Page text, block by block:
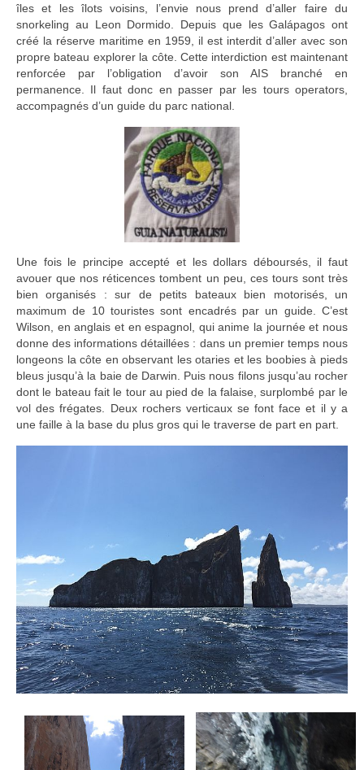
îles et les îlots voisins, l’envie nous prend d’aller faire du
snorkeling au Leon Dormido. Depuis que les Galápagos ont
créé la réserve maritime en 1959, il est interdit d’aller avec son
propre bateau explorer la côte. Cette interdiction est maintenant
renforcée par l’obligation d’avoir son AIS branché en
permanence. Il faut donc en passer par les tours operators,
accompagnés d’un guide du parc national.
Une fois le principe accepté et les dollars déboursés, il faut
avouer que nos réticences tombent un peu, ces tours sont très
bien organisés : sur de petits bateaux bien motorisés, un
maximum de 10 touristes sont encadrés par un guide. C’est
Wilson, en anglais et en espagnol, qui anime la journée et nous
donne des informations détaillées : dans un premier temps nous
longeons la côte en observant les otaries et les boobies à pieds
bleus jusqu’à la baie de Darwin. Puis nous filons jusqu’au rocher
dont le bateau fait le tour au pied de la falaise, surplombé par le
vol des frégates. Deux rochers verticaux se font face et il y a
une faille à la base du plus gros qui le traverse de part en part.